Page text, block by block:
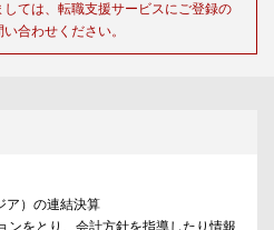
ては、転職支援サービスにご登録の
合わせください。
ア）の連結決算
ンをとり、会計方針を指導したり情報